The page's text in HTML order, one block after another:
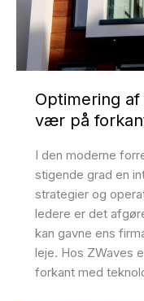
Optimering
vær på
I den moderne
stigende grad en
strategier og
ledere er det
kan gavne ens
leje. Hos ZWaves
forkant med